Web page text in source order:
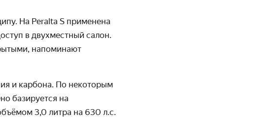
На Peralta S применена
в двухместный салон.
напоминают
и карбона. По некоторым
базируется на
3,0 литра на 630 л.с.